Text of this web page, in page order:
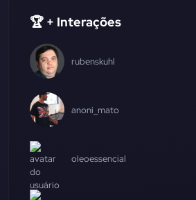
🏆 + Interações
rubenskuhl
anoni_mato
oleoessencial